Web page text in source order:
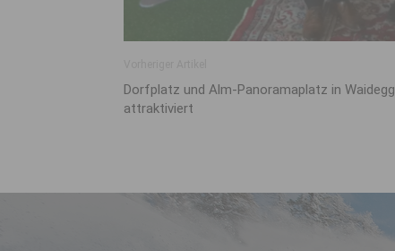
Dorfplatz und Alm-Panoramaplatz in Waidegg
attraktiviert